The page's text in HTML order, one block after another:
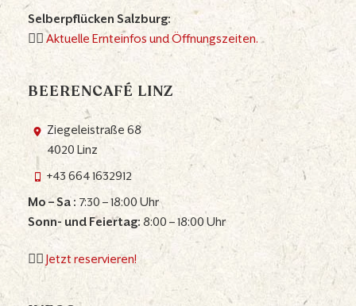
Selberpflücken Salzburg:
👉🏼Aktuelle Ernteinfos und Öffnungszeiten.
BEERENCAFÉ LINZ
Ziegeleistraße 68
4020 Linz
+43 664 1632912
Mo – Sa : 7:30 – 18:00 Uhr
Sonn- und Feiertag:8:00 – 18:00 Uhr
👉🏼Jetzt reservieren!